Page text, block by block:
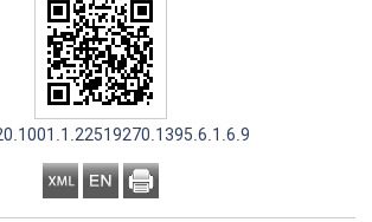
‎ 20.1001.1.22519270.1395.6.1.6.9